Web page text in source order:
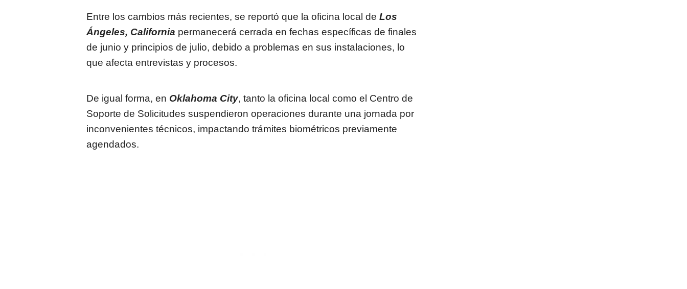
Entre los cambios más recientes, se reportó que la oficina local de Los
Ángeles, California permanecerá cerrada en fechas específicas de finales
de junio y principios de julio, debido a problemas en sus instalaciones, lo
que afecta entrevistas y procesos.
De igual forma, en Oklahoma City, tanto la oficina local como el Centro de
Soporte de Solicitudes suspendieron operaciones durante una jornada por
inconvenientes técnicos, impactando trámites biométricos previamente
agendados.